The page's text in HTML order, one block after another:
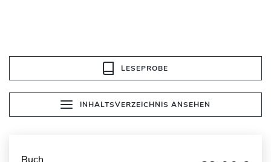
LESEPROBE
INHALTSVERZEICHNIS ANSEHEN